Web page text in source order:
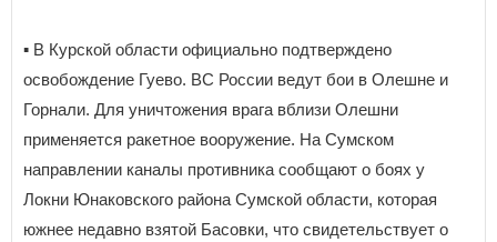
▪️ В Курской области официально подтверждено
освобождение Гуево. ВС России ведут бои в Олешне и
Горнали. Для уничтожения врага вблизи Олешни
применяется ракетное вооружение. На Сумском
направлении каналы противника сообщают о боях у
Локни Юнаковского района Сумской области, которая
южнее недавно взятой Басовки, что свидетельствует о